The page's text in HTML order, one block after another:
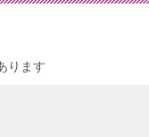
ります